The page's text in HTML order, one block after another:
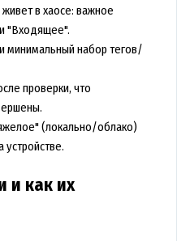
в хаосе: важное
"Входящее".
минимальный набор тегов/
проверки, что
(локально/облако)
устройстве.
и как их